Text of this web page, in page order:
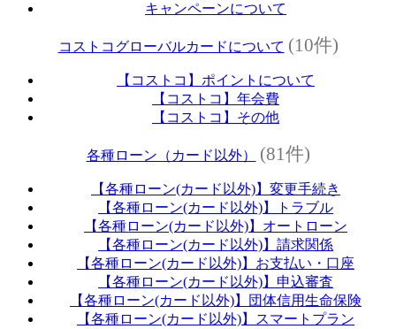
キャンペーンについて
コストコグローバルカードについて (10件)
【コストコ】ポイントについて
【コストコ】年会費
【コストコ】その他
各種ローン（カード以外） (81件)
【各種ローン(カード以外)】変更手続き
【各種ローン(カード以外)】トラブル
【各種ローン(カード以外)】オートローン
【各種ローン(カード以外)】請求関係
【各種ローン(カード以外)】お支払い・口座
【各種ローン(カード以外)】申込審査
【各種ローン(カード以外)】団体信用生命保険
【各種ローン(カード以外)】スマートプラン